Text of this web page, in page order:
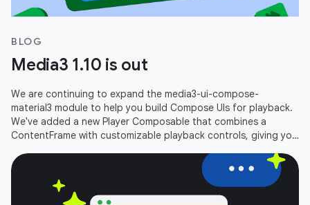
BLOG
Media3 1.10 is out
We are continuing to expand the media3-ui-compose-
material3 module to help you build Compose UIs for playback.
We've added a new Player Composable that combines a
ContentFrame with customizable playback controls, giving you